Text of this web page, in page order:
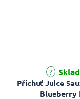
Příchuť Juice
Blueberry